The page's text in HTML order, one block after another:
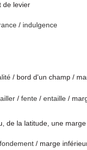
de levier
/ indulgence
/ bord d'un champ /
/ fente / entaille /
de la latitude, une
fondement / marge